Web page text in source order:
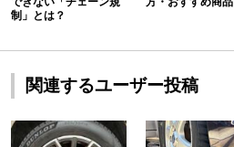
制」とは？
関連するユーザー投稿